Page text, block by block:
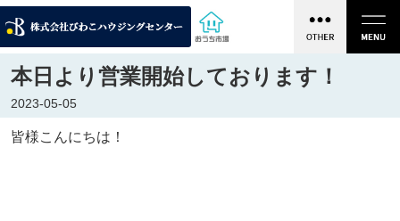
本日より営業開始しております！
2023-05-05
皆様こんにちは！